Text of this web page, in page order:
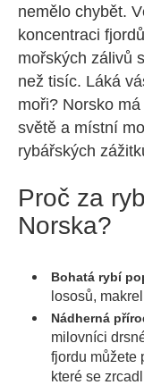
nemělo chybět.
koncentraci
mořských zálivů
než tisíc. Láká
moři? Norsko
světě a místní
rybářských
Proč za
Norska?
Bohatá rybí
lososů,
Nádherná
milovníci
fjordu můžete
které se